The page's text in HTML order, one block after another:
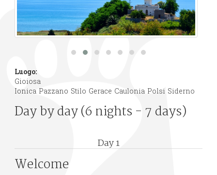
Luogo:
Gioiosa
Ionica Pazzano Stilo Gerace Caulonia Polsi Siderno
Day by day (6 nights - 7 days)
Day 1
Welcome